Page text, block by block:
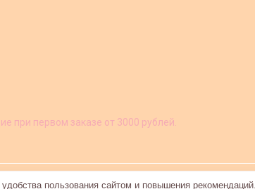
при первом заказе от 3000 рублей.
пользования сайтом и повышения